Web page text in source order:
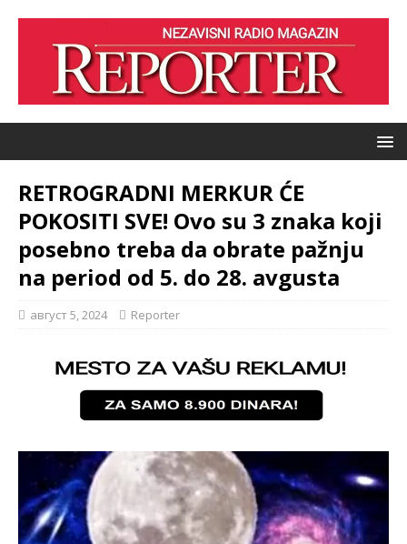
RETROGRADNI MERKUR ĆE
POKOSITI SVE! Ovo su 3 znaka koji
posebno treba da obrate pažnju
na period od 5. do 28. avgusta
август 5, 2024 Reporter